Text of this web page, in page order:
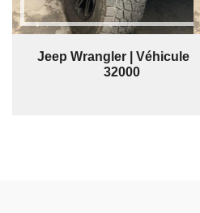
Jeep Wrangler | Véhicule | $
32000